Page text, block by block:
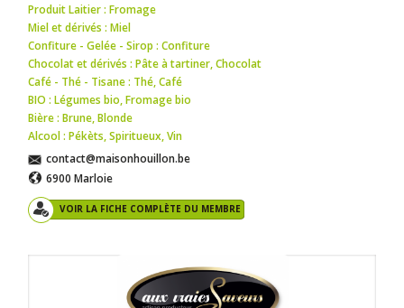
Produit Laitier : Fromage
Miel et dérivés : Miel
Confiture - Gelée - Sirop : Confiture
Chocolat et dérivés : Pâte à tartiner,Chocolat
Café - Thé - Tisane : Thé,Café
BIO : Légumes bio,Fromage bio
Bière : Brune,Blonde
Alcool : Pékèts,Spiritueux,Vin
contact@maisonhouillon.be
6900 Marloie
VOIR LA FICHE COMPLÈTE DU MEMBRE